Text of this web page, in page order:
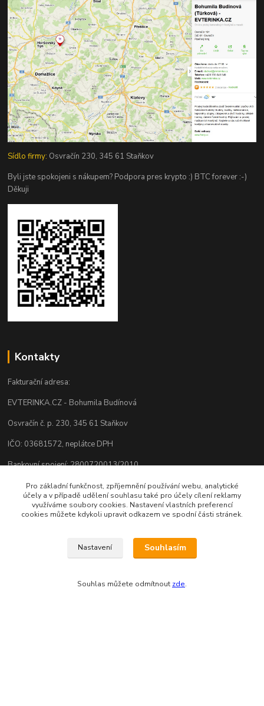
Sídlo firmy: Osvračín 230, 345 61 Staňkov
Byli jste spokojeni s nákupem? Podpora pres krypto :) BTC forever :-)
Děkuji
Kontakty
Fakturační adresa:
EVTERINKA.CZ - Bohumila Budínová
Osvračín č. p. 230, 345 61 Staňkov
IČO: 03681572, neplátce DPH
Bankovní spojení: 2800720013/2010
Odesíláme přes:
Pro základní funkčnost, zpříjemnění používání webu, analytické
účely a v případě udělení souhlasu také pro účely cílení reklamy
využíváme soubory cookies. Nastavení vlastních preferencí
cookies můžete kdykoli upravit odkazem ve spodní části stránek.
Nastavení Souhlasím
Souhlas můžete odmítnout zde.